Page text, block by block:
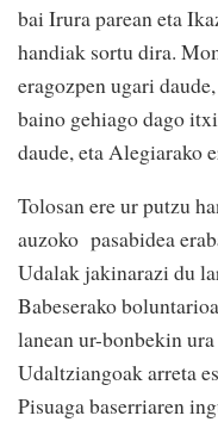
bai Irura parean eta
handiak sortu dira.
eragozpen ugari
baino gehiago dago
daude, eta Alegiarako
Tolosan ere ur putzu
auzoko pasabidea
Udalak jakinarazi du
Babeserako
lanean ur-bonbekin
Udaltziangoak arreta
Pisuaga baserriaren